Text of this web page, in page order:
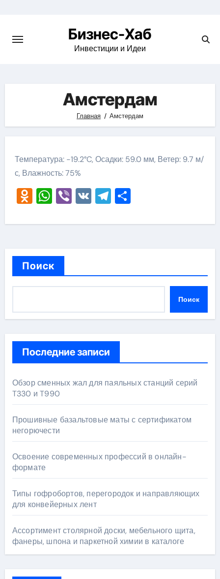
content
Бизнес-Хаб
Инвестиции и Идеи
Амстердам
Главная Амстердам
Температура: -19.2°C, Осадки: 59.0 мм, Ветер: 9.7 м/
с, Влажность: 75%
Odnoklassniki
WhatsApp
Viber
VKTelegram
Отправить
Поиск
Поиск
Последние записи
Обзор сменных жал для паяльных станций серий
T330 и T990
Прошивные базальтовые маты с сертификатом
негорючести
Освоение современных профессий в онлайн-
формате
Типы гофробортов, перегородок и направляющих
для конвейерных лент
Ассортимент столярной доски, мебельного щита,
фанеры, шпона и паркетной химии в каталоге